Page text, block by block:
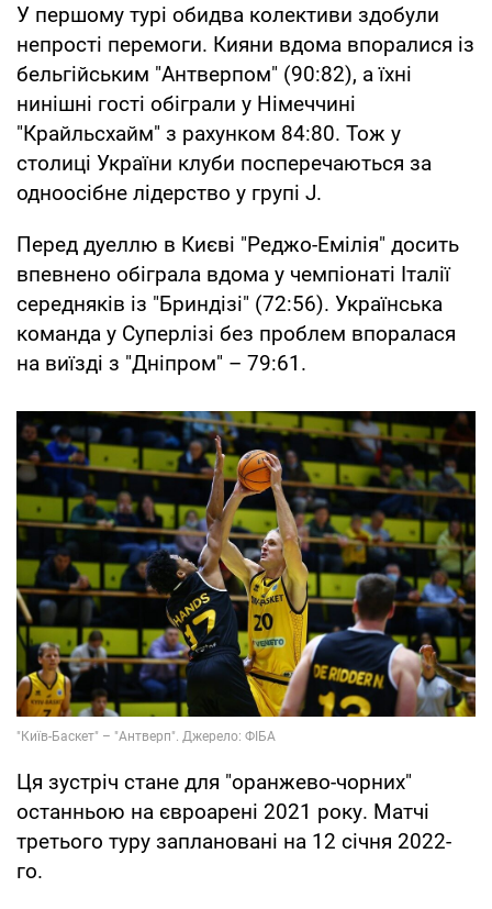
У першому турі обидва колективи здобули
непрості перемоги. Кияни вдома впоралися із
бельгійським "Антверпом" (90:82), а їхні
нинішні гості обіграли у Німеччині
"Крайльсхайм" з рахунком 84:80. Тож у
столиці України клуби посперечаються за
одноосібне лідерство у групі J.
Перед дуеллю в Києві "Реджо-Емілія" досить
впевнено обіграла вдома у чемпіонаті Італії
середняків із "Бриндізі" (72:56). Українська
команда у Суперлізі без проблем впоралася
на виїзді з "Дніпром" – 79:61.
Ця зустріч стане для "оранжево-чорних"
останньою на євроарені 2021 року. Матчі
третього туру заплановані на 12 січня 2022-
го.